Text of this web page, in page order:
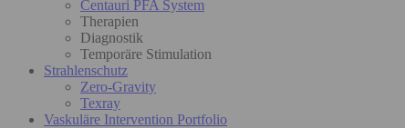
Centauri PFA System
Therapien
Diagnostik
Temporäre Stimulation
Strahlenschutz
Zero-Gravity
Texray
Vaskuläre Intervention Portfolio